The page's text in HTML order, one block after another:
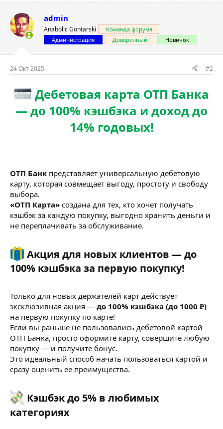
admin
Anabolic Gontarski
Команда форума
Администрация
Доверенный Новичок
24 Окт 2025 #2
Дебетовая карта ОТП Банка
— до 100% кэшбэка и доход до
14% годовых!
ОТП Банк представляет универсальную дебетовую
карту, которая совмещает выгоду, простоту и свободу
выбора.
«ОТП Карта» создана для тех, кто хочет получать
кэшбэк за каждую покупку, выгодно хранить деньги и
не переплачивать за обслуживание.
Акция для новых клиентов — до
100% кэшбэка за первую покупку!​
Только для новых держателей карт действует
эксклюзивная акция — до 100% кэшбэка (до 1000 ₽)
на первую покупку по карте!
Если вы раньше не пользовались дебетовой картой
ОТП Банка, просто оформите карту, совершите любую
покупку — и получите бонус.
Это идеальный способ начать пользоваться картой и
сразу оценить её преимущества.
Кэшбэк до 5% в любимых
категориях​